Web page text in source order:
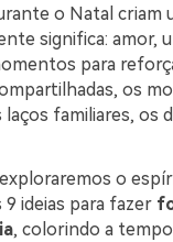
o Natal criam
significa: amor,
para
os
familiares, os
o
ideias para fazer
, colorindo a